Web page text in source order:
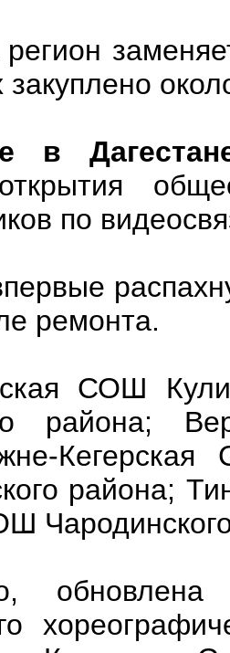
закуплено
в
по
ремонта.
СОШ
района;
района;
обновлена